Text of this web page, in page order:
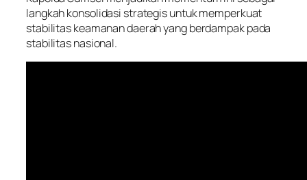
langkah konsolidasi strategis untuk memperkuat
stabilitas keamanan daerah yang berdampak pada
stabilitas nasional.